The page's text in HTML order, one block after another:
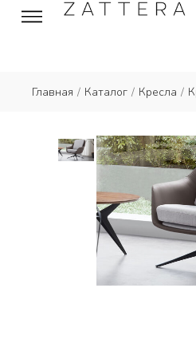
Главная / Каталог / Кресла /